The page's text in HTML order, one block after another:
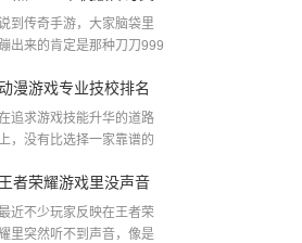
手游排行榜，怀旧与新
到传奇手游，大家脑袋里
出来的肯定是那种刀刀999
漫游戏专业技校排名
新闻发布，带你揭秘游
追求游戏技能升华的道路
，没有比选择一家靠谱的
王者荣耀游戏里没声音
了近不少玩家反映在王者荣
里突然听不到声音，像是